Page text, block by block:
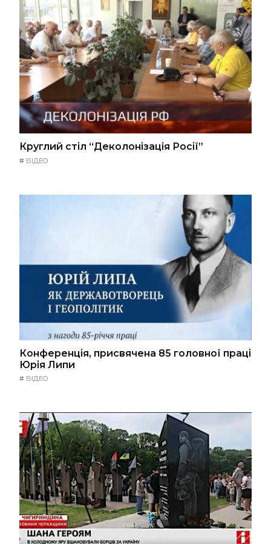
Круглий стіл “Деколонізація Росії”
# ВІДЕО
Конференція, присвячена 85 головної праці
Юрія Липи
# ВІДЕО